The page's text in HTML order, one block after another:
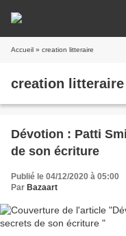
Accueil » creation litteraire
creation litteraire
Dévotion : Patti
de son écriture
Publié le 04/12/2020 à 05:00
Par Bazaart